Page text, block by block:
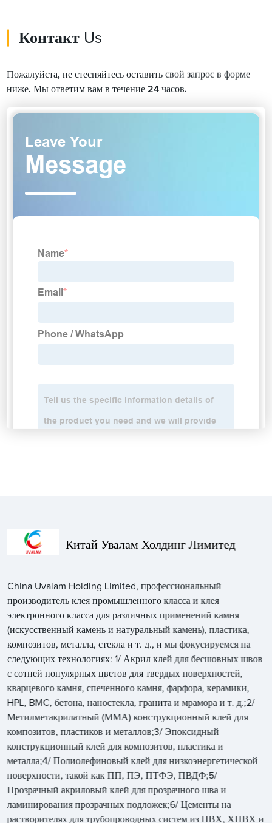
Контакт Us
Пожалуйста, не стесняйтесь оставить свой запрос в форме
ниже. Мы ответим вам в течение 24 часов.
Китай Увалам Холдинг Лимитед
China Uvalam Holding Limited, профессиональный
производитель клея промышленного класса и клея
электронного класса для различных применений камня
(искусственный камень и натуральный камень), пластика,
композитов, металла, стекла и т. д., и мы фокусируемся на
следующих технологиях: 1/ Акрил клей для бесшовных швов
с сотней популярных цветов для твердых поверхностей,
кварцевого камня, спеченного камня, фарфора, керамики,
HPL, BMC, бетона, наностекла, гранита и мрамора и т. д.;2/
Метилметакрилатный (ММА) конструкционный клей для
композитов, пластиков и металлов;3/ Эпоксидный
конструкционный клей для композитов, пластика и
металла;4/ Полиолефиновый клей для низкоэнергетической
поверхности, такой как ПП, ПЭ, ПТФЭ, ПВДФ;5/
Прозрачный акриловый клей для прозрачного шва и
ламинирования прозрачных подложек;6/ Цементы на
растворителях для трубопроводных систем из ПВХ, ХПВХ и